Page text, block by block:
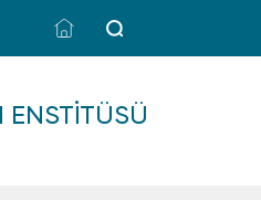
ENSTITÜSÜ